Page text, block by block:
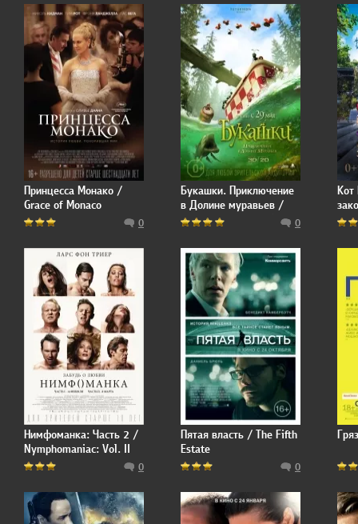
Принцесса Монако /
Grace of Monaco
0
Букашки. Приключение
в Долине муравьев /
Minuscule - La vallée des
0
Кот
The
Нимфоманка: Часть 2 /
Nymphomaniac: Vol. II
0
Пятая власть / The Fifth
Estate
0